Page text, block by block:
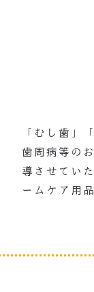
「むし歯」
歯周病等の
導させてい
ームケア用